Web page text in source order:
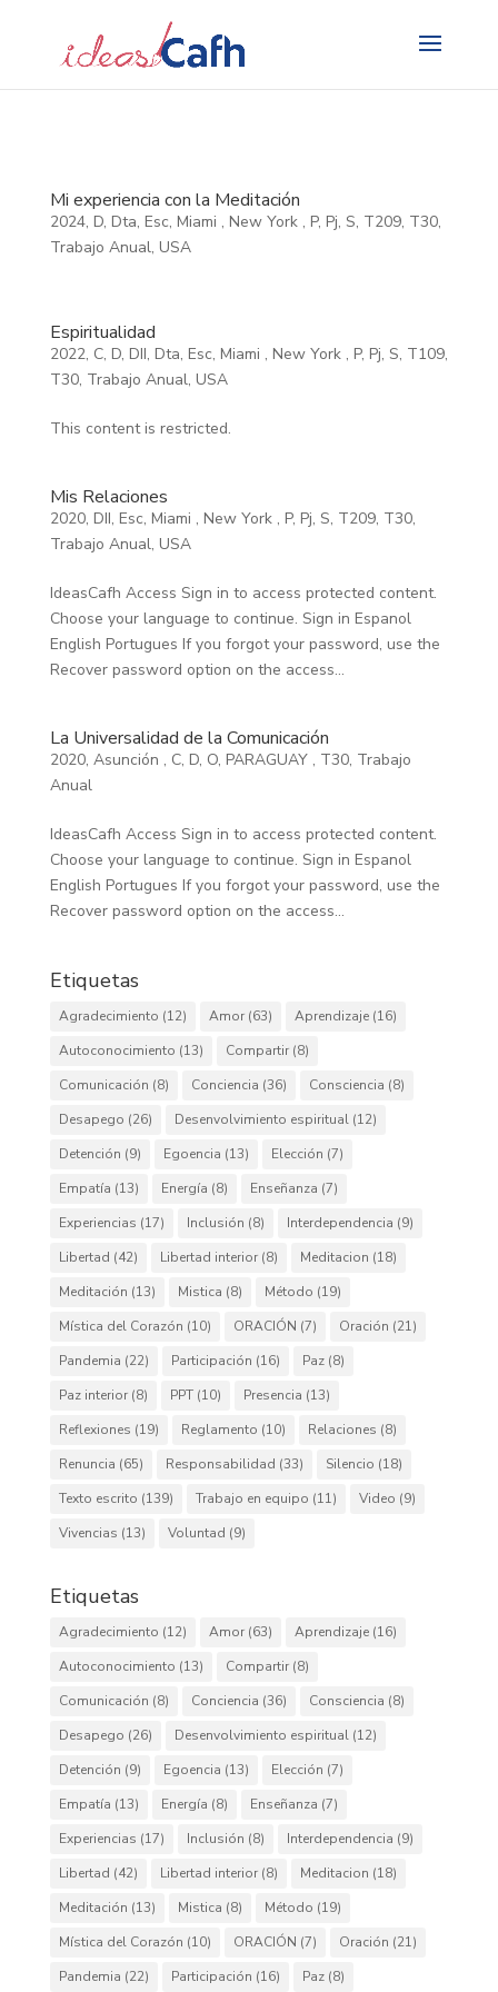
Mi experiencia con la Meditación
2024, D, Dta, Esc, Miami , New York , P, Pj, S, T209, T30,
Trabajo Anual, USA
Espiritualidad
2022, C, D, DII, Dta, Esc, Miami , New York , P, Pj, S, T109,
T30, Trabajo Anual, USA
This content is restricted.
Mis Relaciones
2020, DII, Esc, Miami , New York , P, Pj, S, T209, T30,
Trabajo Anual, USA
IdeasCafh Access Sign in to access protected content.
Choose your language to continue. Sign in Espanol
English Portugues If you forgot your password, use the
Recover password option on the access...
La Universalidad de la Comunicación
2020, Asunción , C, D, O, PARAGUAY , T30, Trabajo
Anual
IdeasCafh Access Sign in to access protected content.
Choose your language to continue. Sign in Espanol
English Portugues If you forgot your password, use the
Recover password option on the access...
Etiquetas
Agradecimiento (12) Amor(63) Aprendizaje(16)
Autoconocimiento (13) Compartir(8)
Comunicación (8) Conciencia (36) Consciencia (8)
Desapego (26) Desenvolvimiento espiritual(12)
Detención (9) Egoencia (13) Elección (7)
Empatía (13) Energía (8) Enseñanza (7)
Experiencias (17) Inclusión (8) Interdependencia (9)
Libertad (42) Libertad interior(8) Meditacion (18)
Meditación (13) Mistica (8) Método (19)
Mística del Corazón (10) ORACIÓN (7) Oración (21)
Pandemia (22) Participación (16) Paz(8)
Paz interior(8) PPT(10) Presencia (13)
Reflexiones (19) Reglamento (10) Relaciones (8)
Renuncia (65) Responsabilidad (33) Silencio (18)
Texto escrito (139) Trabajo en equipo (11) Video (9)
Vivencias (13) Voluntad (9)
Etiquetas
Agradecimiento (12) Amor(63) Aprendizaje(16)
Autoconocimiento (13) Compartir(8)
Comunicación (8) Conciencia (36) Consciencia (8)
Desapego (26) Desenvolvimiento espiritual(12)
Detención (9) Egoencia (13) Elección (7)
Empatía (13) Energía (8) Enseñanza (7)
Experiencias (17) Inclusión (8) Interdependencia (9)
Libertad (42) Libertad interior(8) Meditacion (18)
Meditación (13) Mistica (8) Método (19)
Mística del Corazón (10) ORACIÓN (7) Oración (21)
Pandemia (22) Participación (16) Paz(8)